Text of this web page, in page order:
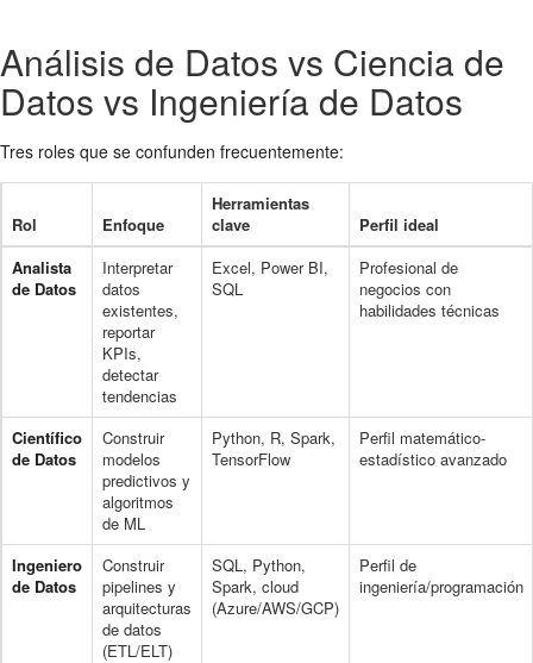
Análisis de Datos vs Ciencia de
Datos vs Ingeniería de Datos
Tres roles que se confunden frecuentemente:
Rol Enfoque
Herramientas
clave
Perfil ideal
Analista
de Datos
Interpretar
datos
existentes,
reportar
KPIs,
detectar
tendencias
Excel, Power BI,
SQL
Profesional de
negocios con
habilidades técnicas
Científico
de Datos
Construir
modelos
predictivos y
algoritmos
de ML
Python, R, Spark,
TensorFlow
Perfil matemático-
estadístico avanzado
Ingeniero
de Datos
Construir
pipelines y
arquitecturas
de datos
(ETL/ELT)
SQL, Python,
Spark, cloud
(Azure/AWS/GCP)
Perfil de
ingeniería/programación